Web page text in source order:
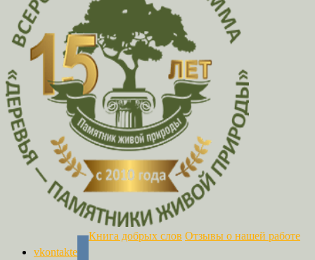
vkontakte
Книга добрых слов Отзывы о нашей работе